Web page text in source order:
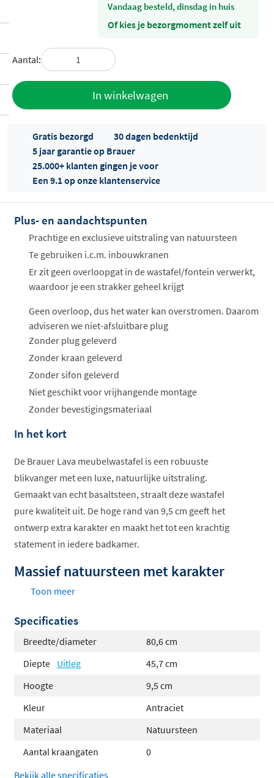
vandaag besteld, dinsdag in huis
Of kies je bezorgmoment zelf uit
Aantal:
In winkelwagen
Offertes
ophalen...
Gratis bezorgd
30 dagen bedenktijd
5 jaar garantie op Brauer
25.000+ klanten gingen je voor
Een 9.1 op onze klantenservice
Plus- en aandachtspunten
Prachtige en exclusieve uitstraling van natuursteen
Te gebruiken i.c.m. inbouwkranen
Er zit geen overloopgat in de wastafel/fontein verwerkt,
waardoor je een strakker geheel krijgt
Geen overloop, dus het water kan overstromen. Daarom
adviseren we niet-afsluitbare plug
Zonder plug geleverd
Zonder kraan geleverd
Zonder sifon geleverd
Niet geschikt voor vrijhangende montage
Zonder bevestigingsmateriaal
In het kort
De Brauer Lava meubelwastafel is een robuuste
blikvanger met een luxe, natuurlijke uitstraling.
Gemaakt van echt basaltsteen, straalt deze wastafel
pure kwaliteit uit. De hoge rand van 9,5 cm geeft het
ontwerp extra karakter en maakt het tot een krachtig
statement in iedere badkamer.
Massief natuursteen met karakter
antracietkleur
Extra hoge opbouw van 9,5 cm voor een stoere
Zonder overloop, wat zorgt voor een strak en
minimalistisch design
Uitsluitend geschikt voor montage op een
Verschillende maten en kraangaten
beschikbaar
Toon meer
Specificaties
Breedte/diameter
80,6 cm
Diepte Uitleg
45,7 cm
Hoogte
9,5 cm
Kleur
Antraciet
Materiaal
Natuursteen
Aantal kraangaten
0
Bekijk alle specificaties